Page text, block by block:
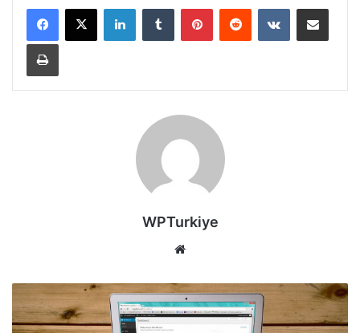
LinkedInTumblr PinterestReddit VKontakteE-Posta ile paylaş
Yazdır
WPTurkiye
Admin
Girişi